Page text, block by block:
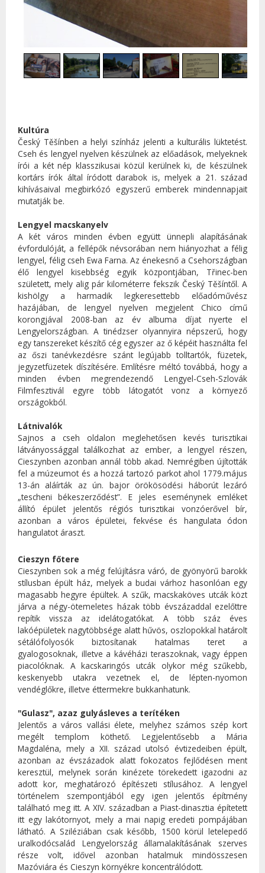
Kultúra
Český Těšínben a helyi színház jelenti a kulturális lüktetést.
Cseh és lengyel nyelven készülnek az előadások, melyeknek
írói a két nép klasszikusai közül kerülnek ki, de készülnek
kortárs írók által íródott darabok is, melyek a 21. század
kihívásaival megbirkózó egyszerű emberek mindennapjait
mutatják be.
Lengyel macskanyelv
A két város minden évben együtt ünnepli alapításának
évfordulóját, a fellépők névsorában nem hiányozhat a félig
lengyel, félig cseh Ewa Farna. Az énekesnő a Csehországban
élő lengyel kisebbség egyik központjában, Třinec-ben
született, mely alig pár kilométerre fekszik Český Těšíntől. A
kishölgy a harmadik legkeresettebb előadóművész
hazájában, de lengyel nyelven megjelent Chico című
korongjával 2008-ban az év albuma díjat nyerte el
Lengyelországban. A tinédzser olyannyira népszerű, hogy
egy tanszereket készítő cég egyszer az ő képéit használta fel
az őszi tanévkezdésre szánt legújabb tolltartók, füzetek,
jegyzetfüzetek díszítésére. Említésre méltó továbbá, hogy a
minden évben megrendezendő Lengyel-Cseh-Szlovák
Filmfesztivál egyre több látogatót vonz a környező
országokból.
Látnivalók
Sajnos a cseh oldalon meglehetősen kevés turisztikai
látványossággal találkozhat az ember, a lengyel részen,
Cieszynben azonban annál több akad. Nemrégiben újították
fel a múzeumot és a hozzá tartozó parkot ahol 1779.május
13-án aláírták az ún. bajor örökösödési háborút lezáró
„tescheni békeszerződést”. E jeles eseménynek emléket
állító épület jelentős régiós turisztikai vonzóerővel bír,
azonban a város épületei, fekvése és hangulata ódon
hangulatot áraszt.
Cieszyn főtere
Cieszynben sok a még felújításra váró, de gyönyörű barokk
stílusban épült ház, melyek a budai várhoz hasonlóan egy
magasabb hegyre épültek. A szűk, macskaköves utcák közt
járva a négy-ötemeletes házak több évszázaddal ezelőttre
repítik vissza az idelátogatókat. A több száz éves
lakóépületek nagytöbbsége alatt hűvös, oszlopokkal határolt
sétálófolyosók biztosítanak hatalmas teret a
gyalogosoknak, illetve a kávéházi teraszoknak, vagy éppen
piacolóknak. A kacskaringós utcák olykor még szűkebb,
keskenyebb utakra vezetnek el, de lépten-nyomon
vendéglőkre, illetve éttermekre bukkanhatunk.
"Gulasz", azaz gulyásleves a terítéken
Jelentős a város vallási élete, melyhez számos szép kort
megélt templom köthető. Legjelentősebb a Mária
Magdaléna, mely a XII. század utolsó évtizedeiben épült,
azonban az évszázadok alatt fokozatos fejlődésen ment
keresztül, melynek során kinézete törekedett igazodni az
adott kor, meghatározó építészeti stílusához. A lengyel
történelem szempontjából egy igen jelentős építmény
található meg itt. A XIV. században a Piast-dinasztia építetett
itt egy lakótornyot, mely a mai napig eredeti pompájában
látható. A Sziléziában csak később, 1500 körül letelepedő
uralkodócsalád Lengyelország államalakításának szerves
része volt, idővel azonban hatalmuk mindösszesen
Mazóviára és Cieszyn környékre koncentrálódott.